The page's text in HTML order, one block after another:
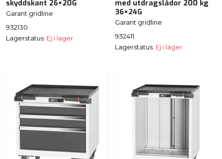
skyddskant 26×20G
Garant gridline
932130
Lagerstatus: Ej i lager
med utdragslådor 200 kg
36×24G
Garant gridline
932411
Lagerstatus: Ej i lager